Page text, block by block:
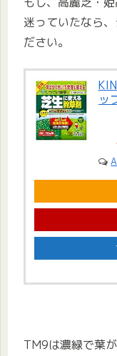
迷っていたなら
ださい。
ッ
TM9は濃緑で葉